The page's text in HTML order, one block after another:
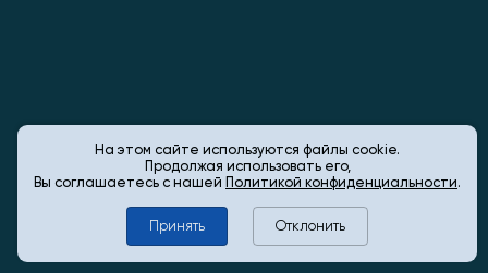
На этом сайте используются файлы cookie.
Продолжая использовать его,
Вы соглашаетесь с нашей Политикой конфиденциальности.
Принять Отклонить